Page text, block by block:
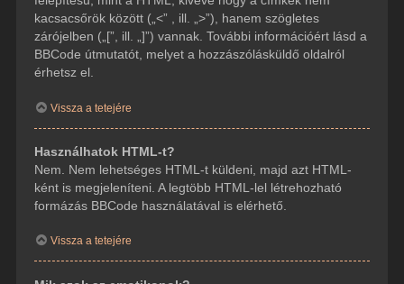
kacsacsőrök között („<” , ill. „>”), hanem szögletes
zárójelben („[”, ill. „]”) vannak. További információért lásd a
BBCode útmutatót, melyet a hozzászólásküldő oldalról
érhetsz el.
Vissza a tetejére
Használhatok HTML-t?
Nem. Nem lehetséges HTML-t küldeni, majd azt HTML-
ként is megjeleníteni. A legtöbb HTML-lel létrehozható
formázás BBCode használatával is elérhető.
Vissza a tetejére